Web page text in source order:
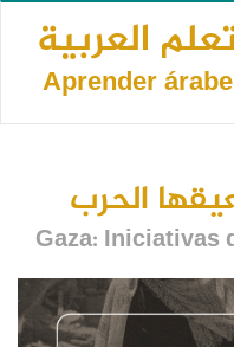
Pasar
contenido
principal
العربية
Aprender árabe
الحرب
Gaza: Iniciativas